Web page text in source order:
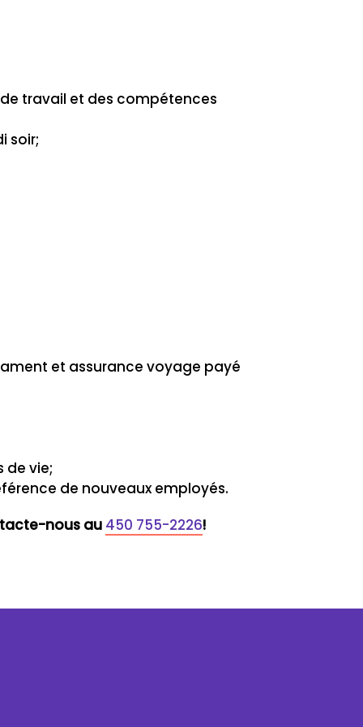
de travail et des compétences
soir;
et assurance voyage payé
de vie;
de nouveaux employés.
nous au 450 755-2226!